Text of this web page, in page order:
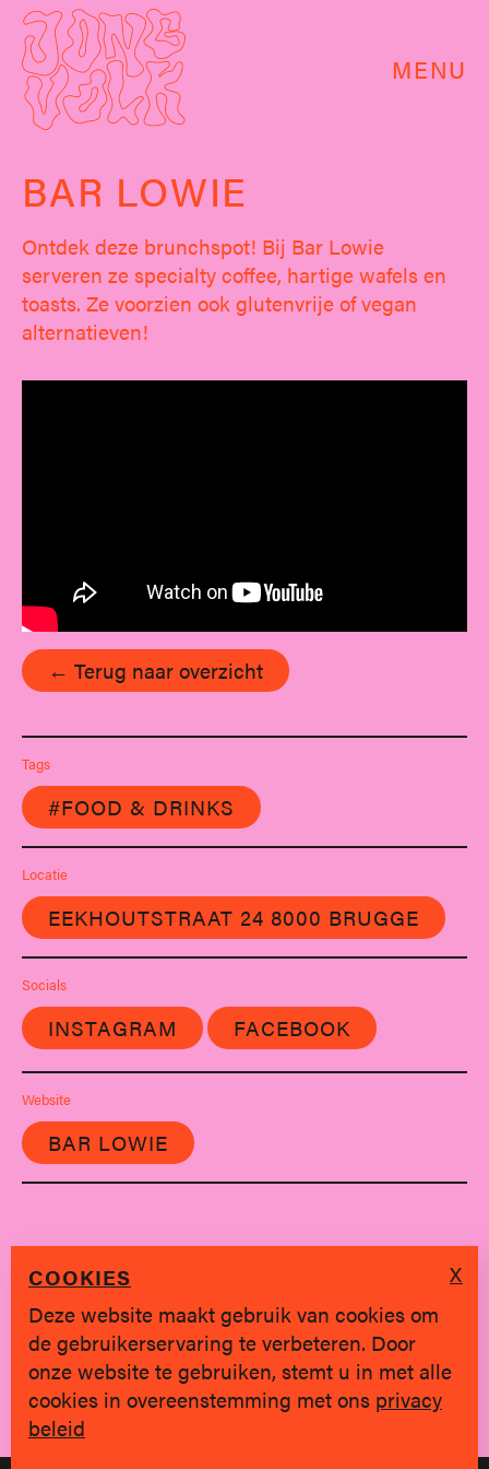
MENU
BAR LOWIE
Ontdek deze brunchspot! Bij Bar Lowie
serveren ze specialty coffee, hartige wafels en
toasts. Ze voorzien ook glutenvrije of vegan
alternatieven!
← Terug naar overzicht
Tags
#FOOD & DRINKS
Locatie
EEKHOUTSTRAAT 24 8000 BRUGGE
Socials
INSTAGRAM FACEBOOK
Website
BAR LOWIE
SINDS 2019 * BRUGGE
Privacy policy | hallo@jongvolk.be
COOKIES
Deze website maakt gebruik van cookies om
de gebruikerservaring te verbeteren. Door
onze website te gebruiken, stemt u in met alle
cookies in overeenstemming met ons privacy
beleid
X